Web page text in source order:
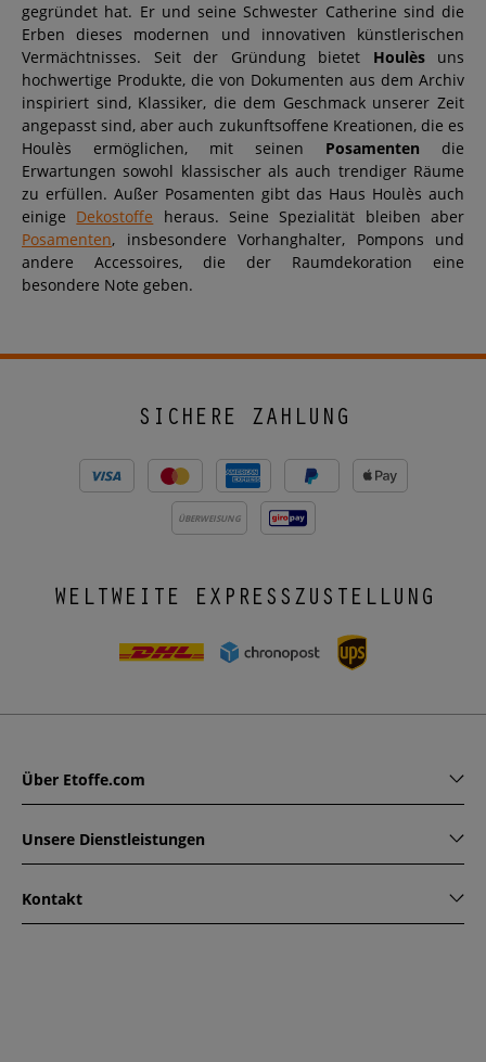
gegründet hat. Er und seine Schwester Catherine sind die
Erben dieses modernen und innovativen künstlerischen
Vermächtnisses. Seit der Gründung bietet Houlèsuns
hochwertige Produkte, die von Dokumenten aus dem Archiv
inspiriert sind, Klassiker, die dem Geschmack unserer Zeit
angepasst sind, aber auch zukunftsoffene Kreationen, die es
Houlès ermöglichen, mit seinen Posamenten die
Erwartungen sowohl klassischer als auch trendiger Räume
zu erfüllen. Außer Posamenten gibt das Haus Houlès auch
einige Dekostoffe heraus. Seine Spezialität bleiben aber
Posamenten, insbesondere Vorhanghalter, Pompons und
andere Accessoires, die der Raumdekoration eine
besondere Note geben.
SICHERE ZAHLUNG
ÜBERWEISUNG
WELTWEITE EXPRESSZUSTELLUNG
Über Etoffe.com
Unsere Dienstleistungen
Kontakt